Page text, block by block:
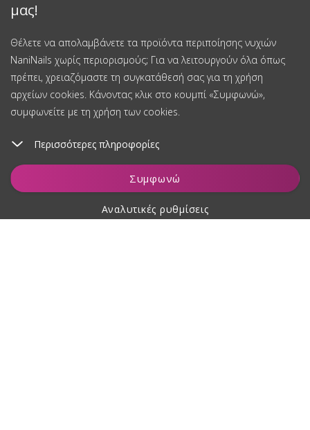
μας!
Θέλετε να απολαμβάνετε τα προϊόντα περιποίησης νυχιών
NaniNails χωρίς περιορισμούς; Για να λειτουργούν όλα όπως
πρέπει, χρειαζόμαστε τη συγκατάθεσή σας για τη χρήση
αρχείων cookies. Κάνοντας κλικ στο κουμπί «Συμφωνώ»,
συμφωνείτε με τη χρήση των cookies.
Περισσότερες πληροφορίες
Συμφωνώ
Αναλυτικές ρυθμίσεις
Προσθήκη στο καλάθι